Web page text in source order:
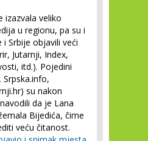
izazvala veliko
u regionu, pa su i
Srbije objavili veći
Jutarnji, Index,
itd.). Pojedini
Srpska.info,
su nakon
da je Lana
Bijedića, čime
veću čitanost.